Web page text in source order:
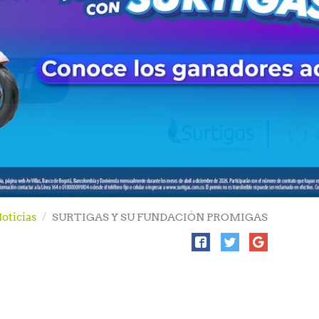
SURTIGAS Y SU FUNDACIÓN PROMIGAS